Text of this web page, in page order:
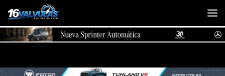
Saltar al contenido